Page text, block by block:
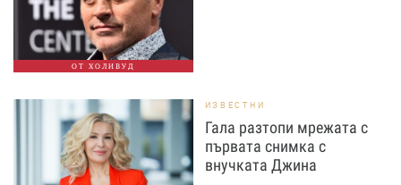
ОТ ХОЛИВУД
ИЗВЕСТНИ
Гала разтопи мрежата с
първата снимка с
внучката Джина